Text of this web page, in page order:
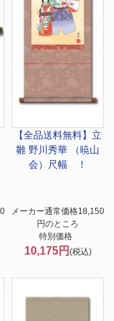
【全品送料無料】 立
雛 野川秀華 （暁山
会）尺幅 ！
メーカー通常価格18,150
円のところ
特別価格
10,175円 (税込)